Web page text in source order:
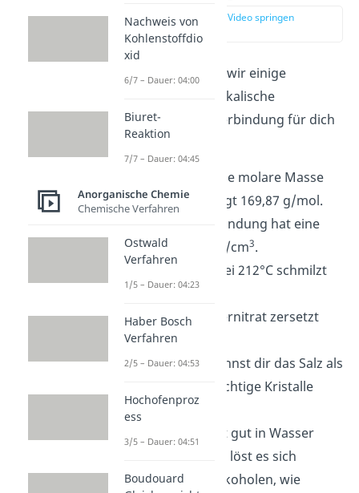
zur Stelle im Video springen
(00:45)
Im Folgenden haben wir einige
chemische und physikalische
Eigenschaften der Verbindung für dich
aufgelistet:
: Die molare Masse
von AgNO beträgt 169,87 g/mol.
: Die Verbindung hat eine
Dichte von 4,35 g/cm3.
: Bei 212°C schmilzt
AgNO
Siedepunkt: Silbernitrat zersetzt
sich bei 440°C.
Aussehen: Du kannst dir das Salz als
farblose, durchsichtige Kristalle
vorstellen.
: Es ist gut in Wasser
löslich. Allerdings löst es sich
weniger gut in Alkoholen, wie
Nachweis von
Kohlenstoffdio
xid
6/7 – Dauer: 04:00
Biuret-
Reaktion
7/7 – Dauer: 04:45
Anorganische Chemie
Chemische Verfahren
Ostwald
Verfahren
1/5 – Dauer: 04:23
Haber Bosch
Verfahren
2/5 – Dauer: 04:53
Hochofenproz
ess
3/5 – Dauer: 04:51
Boudouard